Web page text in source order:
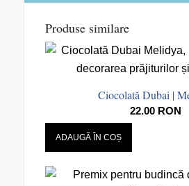
Produse similare
Ciocolată Dubai |
22.00 RON
ADAUGĂ ÎN COȘ